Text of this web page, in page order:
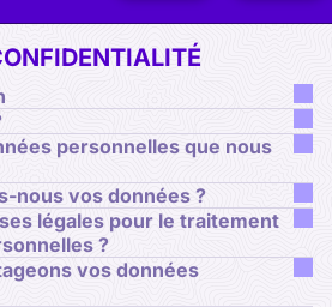
personnelles que nous
nous vos données ?
légales pour le traitement
?
vos données